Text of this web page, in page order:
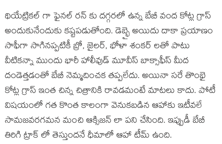
థియేట్రికల్ గా ఫైనల్ రన్ కు దగ్గరలో ఉన్న బేబీ వంద కోట్ల గ్రాస్
అందుకునేందుకు కష్టపడుతోంది. డెబ్భై అయిదు దాకా ప్రయాణం
సాఫీగా సాగినప్పటికీ బ్రో, జైలర్, భోళా శంకర్ లతో పాటు
వీటికన్నా ముందు భారీ హాలీవుడ్ మూవీస్ బాక్సాఫీస్ మీద
దండెత్తడంతో బేబీ నెమ్మదించక తప్పలేదు. అయినా సరే తొంభై
కోట్ల గ్రాస్ ఇంత చిన్న చిత్రానికి రావడమంటే మాటలు కాదు. పోటీ
విషయంలో గత కొంత కాలంగా వెనుకబడిన ఆహాకు ఇటీవలే
సామజవరగమన మంచి ఆక్సిజన్ లా పని చేసింది. ఇప్పుడీ బేబీ
తిరిగి ట్రాక్ లో తెస్తుందనే ధీమాలో ఆహా టీమ్ ఉంది.